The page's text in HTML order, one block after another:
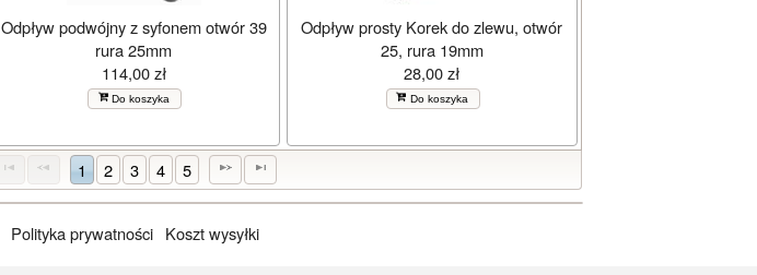
Odpływ podwójny z syfonem otwór 39
rura 25mm
114,00 zł
Do koszyka
Odpływ prosty Korek do zlewu, otwór
25, rura 19mm
28,00 zł
Do koszyka
1 2 3 4 5
Polityka prywatności Koszt wysyłki